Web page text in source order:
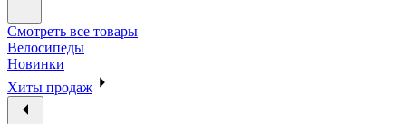
Смотреть все товары
Велосипеды
Новинки
Хиты продаж